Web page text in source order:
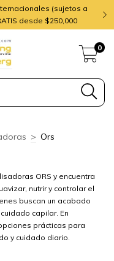
(sujetos a
desde $250,000
0
> Ors
ORS y encuentra
nutrir y controlar el
buscan un acabado
capilar. En
prácticas para
y cuidado diario.